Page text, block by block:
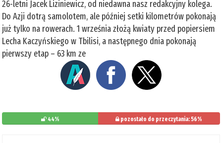
26-letni Jacek Liziniewicz, od niedawna nasz redakcyjny kolega.
Do Azji dotrą samolotem, ale później setki kilometrów pokonają
już tylko na rowerach. 1 września złożą kwiaty przed popiersiem
Lecha Kaczyńskiego w Tbilisi, a następnego dnia pokonają
pierwszy etap – 63 km ze
44% pozostało do przeczytania: 56%